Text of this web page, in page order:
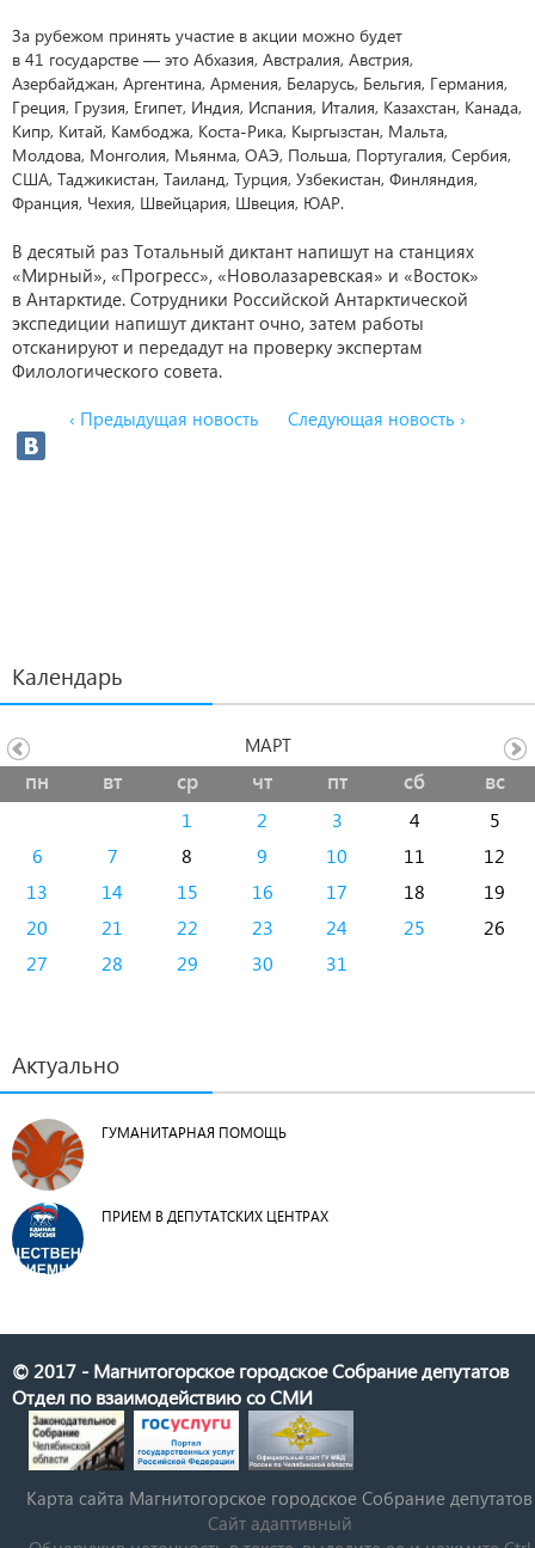
За рубежом принять участие в акции можно будет
в 41 государстве — это Абхазия, Австралия, Австрия,
Азербайджан, Аргентина, Армения, Беларусь, Бельгия, Германия,
Греция, Грузия, Египет, Индия, Испания, Италия, Казахстан, Канада,
Кипр, Китай, Камбоджа, Коста-Рика, Кыргызстан, Мальта,
Молдова, Монголия, Мьянма, ОАЭ, Польша, Португалия, Сербия,
США, Таджикистан, Таиланд, Турция, Узбекистан, Финляндия,
Франция, Чехия, Швейцария, Швеция, ЮАР.
В десятый раз Тотальный диктант напишут на станциях
«Мирный», «Прогресс», «Новолазаревская» и «Восток»
в Антарктиде. Сотрудники Российской Антарктической
экспедиции напишут диктант очно, затем работы
отсканируют и передадут на проверку экспертам
Филологического совета.
‹ Предыдущая новость
Следующая новость ›
Календарь
пн вт ср чт пт сб вс
1 2 3 4
5
6
7 8 9 10 11
12
13
14 15 16 17 18
19
20
21 22 23 24 25
26
27
28 29 30 31
МАРТ
Актуально
ГУМАНИТАРНАЯ ПОМОЩЬ
ПРИЕМ В ДЕПУТАТСКИХ ЦЕНТРАХ
© 2017 - Магнитогорское городское Собрание депутатов
Отдел по взаимодействию со СМИ
Карта сайта Магнитогорское городское Cобрание депутатов
Сайт адаптивный